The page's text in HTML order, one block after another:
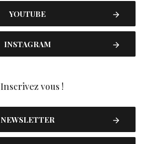
YOUTUBE
INSTAGRAM
Inscrivez vous !
NEWSLETTER